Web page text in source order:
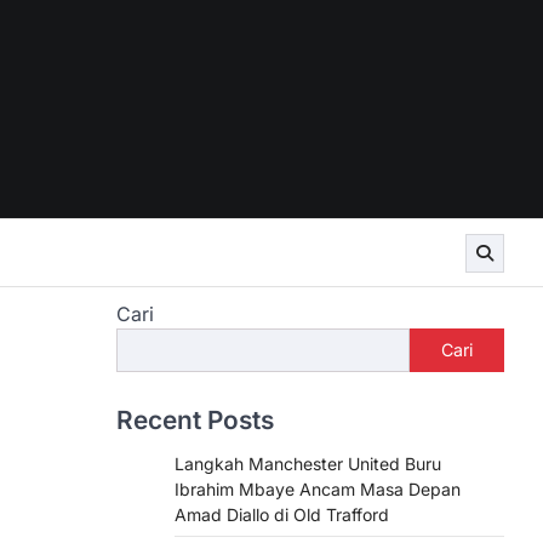
Cari
Cari
Recent Posts
Langkah Manchester United Buru
Ibrahim Mbaye Ancam Masa Depan
Amad Diallo di Old Trafford